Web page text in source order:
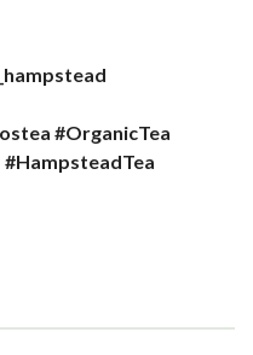
#OrganicTea
#HampsteadTea